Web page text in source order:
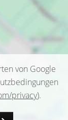
von Google
privacy).